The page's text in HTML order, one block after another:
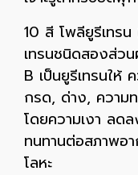
10 สี โพลียูรีเทร
เทรนชนิดสองส่ว
B เป็นยูรีเทรนให้
กรด, ด่าง, ความ
โดยความเงา ลด
ทนทานต่อสภาพอา
โลหะ